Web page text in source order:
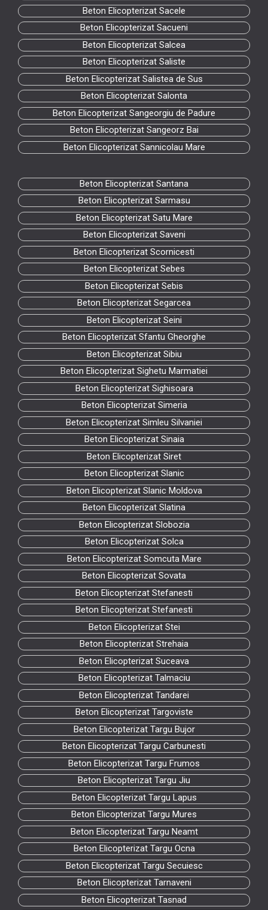
Beton Elicopterizat Sacele
Beton Elicopterizat Sacueni
Beton Elicopterizat Salcea
Beton Elicopterizat Saliste
Beton Elicopterizat Salistea de Sus
Beton Elicopterizat Salonta
Beton Elicopterizat Sangeorgiu de Padure
Beton Elicopterizat Sangeorz Bai
Beton Elicopterizat Sannicolau Mare
Beton Elicopterizat Santana
Beton Elicopterizat Sarmasu
Beton Elicopterizat Satu Mare
Beton Elicopterizat Saveni
Beton Elicopterizat Scornicesti
Beton Elicopterizat Sebes
Beton Elicopterizat Sebis
Beton Elicopterizat Segarcea
Beton Elicopterizat Seini
Beton Elicopterizat Sfantu Gheorghe
Beton Elicopterizat Sibiu
Beton Elicopterizat Sighetu Marmatiei
Beton Elicopterizat Sighisoara
Beton Elicopterizat Simeria
Beton Elicopterizat Simleu Silvaniei
Beton Elicopterizat Sinaia
Beton Elicopterizat Siret
Beton Elicopterizat Slanic
Beton Elicopterizat Slanic Moldova
Beton Elicopterizat Slatina
Beton Elicopterizat Slobozia
Beton Elicopterizat Solca
Beton Elicopterizat Somcuta Mare
Beton Elicopterizat Sovata
Beton Elicopterizat Stefanesti
Beton Elicopterizat Stefanesti
Beton Elicopterizat Stei
Beton Elicopterizat Strehaia
Beton Elicopterizat Suceava
Beton Elicopterizat Talmaciu
Beton Elicopterizat Tandarei
Beton Elicopterizat Targoviste
Beton Elicopterizat Targu Bujor
Beton Elicopterizat Targu Carbunesti
Beton Elicopterizat Targu Frumos
Beton Elicopterizat Targu Jiu
Beton Elicopterizat Targu Lapus
Beton Elicopterizat Targu Mures
Beton Elicopterizat Targu Neamt
Beton Elicopterizat Targu Ocna
Beton Elicopterizat Targu Secuiesc
Beton Elicopterizat Tarnaveni
Beton Elicopterizat Tasnad